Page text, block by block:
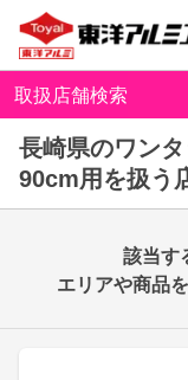
取扱店舗検索
長崎県のワン
90cm用を扱う
該当す
エリアや商品